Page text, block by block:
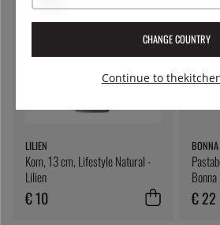
LILIEN
Kom, 13 cm, Lifestyle Natural -
Lilien
€ 10
BONNA
Bonna
€ 22
CHANGE COUNTRY
Continue to